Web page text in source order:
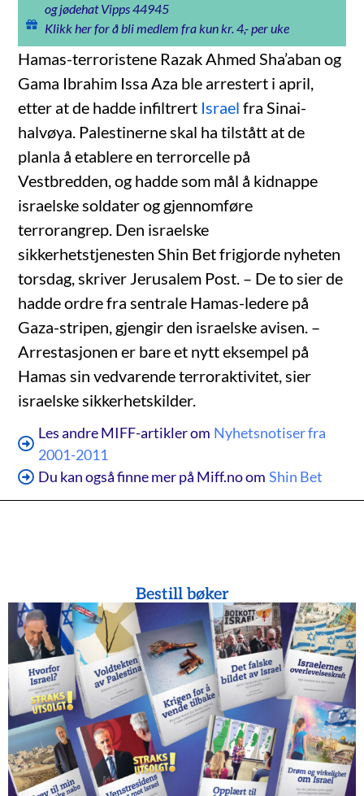
og jødehat Vipps 44945
Klikk her for å bli medlem fra kun kr. 4,- per uke
Hamas-terroristene Razak Ahmed Sha’aban og
Gama Ibrahim Issa Aza ble arrestert i april,
etter at de hadde infiltrert Israel fra Sinai-
halvøya. Palestinerne skal ha tilstått at de
planla å etablere en terrorcelle på
Vestbredden, og hadde som mål å kidnappe
israelske soldater og gjennomføre
terrorangrep. Den israelske
sikkerhetstjenesten Shin Bet frigjorde nyheten
torsdag, skriver Jerusalem Post. – De to sier de
hadde ordre fra sentrale Hamas-ledere på
Gaza-stripen, gjengir den israelske avisen. –
Arrestasjonen er bare et nytt eksempel på
Hamas sin vedvarende terroraktivitet, sier
israelske sikkerhetskilder.
Les andre MIFF-artikler om Nyhetsnotiser fra
2001-2011
Du kan også finne mer på Miff.no om Shin Bet
Bestill bøker